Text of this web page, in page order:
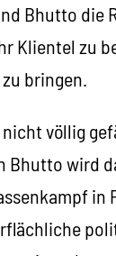
Bhutto die
Klientel zu
bringen.
völlig
Bhutto wird
in